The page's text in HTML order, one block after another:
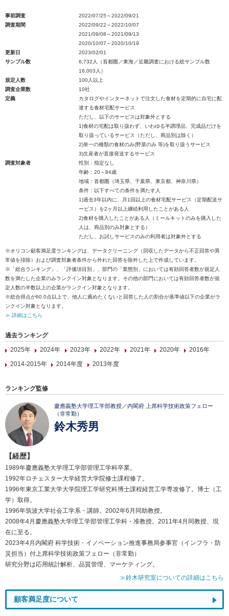
事前調査
2022/07/25～2022/09/21
調査期間
2022/09/22～2022/10/07
2021/09/08～2021/09/13
2020/10/07～2020/10/19
更新日
2023/02/01
サンプル数
6,732人（首都圏／東海／近畿調査における総サンプル数
16,003人）
規定人数
100人以上
調査企業数
10社
定義
カタログやインターネットで注文した食材を定期的に自宅に配
達する食材宅配サービス
ただし、以下のサービスは対象外とする
1)食材の宅配は取り扱わず、いわゆる半調理品、完成品だけを
取り扱っているサービス（ただし、商品別は除く）
2)単一の種類の食材のみ(野菜のみ 等)を取り扱うサービス
3)生産者が直接発送するサービス
調査対象者
性別：指定なし
年齢：20～84歳
地域：首都圏（埼玉県、千葉県、東京都、神奈川県）
条件：以下すべての条件を満たす人
1)過去3年以内に、月1回以上の食材宅配サービス（定期配送サ
ービス）を2ヶ月以上継続利用したことがある人
2)食材を購入したことがある人（ミールキットのみを購入した
人は、商品別のみ対象とする）
ただし、お試しサービスのみの利用者は対象外とする
※オリコン顧客満足度ランキングは、データクリーニング（回収したデータから不正回答や異
常値を排除）および調査対象者条件から外れた回答を除外した上で作成しています。
※「総合ランキング」、「評価項目別」、部門の「業態別」においては有効回答者数が規定人
数を満たした企業のみランクイン対象となります。その他の部門においては有効回答者数が規
定人数の半数以上の企業がランクイン対象となります。
※総合得点が60.0点以上で、他人に薦めたくないと回答した人の割合が基準値以下の企業がラ
ンクイン対象となります。
≫ 詳細はこちら
過去ランキング
2025年
2024年 2023年 2022年 2021年 2020年
2016年
2014-2015年
2014年度 2013年度
ランキング監修
慶應義塾大学理工学部教授／内閣府 上席科学技術政策フェロー
（非常勤）
鈴木秀男
【経歴】
1989年慶應義塾大学理工学部管理工学科卒業。
1992年ロチェスター大学経営大学院修士課程修了。
1996年東京工業大学大学院理工学研究科博士課程経営工学専攻修了。博士（工
学）取得。
1996年筑波大学社会工学系・講師。2002年6月同助教授。
2008年4月慶應義塾大学理工学部管理工学科・准教授。2011年4月同教授、現
在に至る。
2023年4月内閣府 科学技術・イノベーション推進事務局参事官（インフラ・防
災担当）付上席科学技術政策フェロー（非常勤）
研究分野は応用統計解析、品質管理、マーケティング。
≫鈴木研究室についての詳細はこちら
顧客満足度について